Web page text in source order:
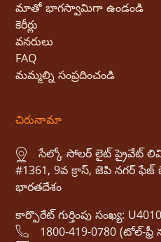
మాతో భాగస్వామిగా ఉండండి
కెరీర్లు
వనరులు
FAQ
మమ్మల్ని సంప్రదించండి
చిరునామా
సేల్కో సోలర్ లైట్ ప్రైవేట్
#1361, 9వ క్రాస్, జెపి నగర్ ఫేజ్
భారతదేశం
కార్పొరేట్ గుర్తింపు సంఖ్య:
1800-419-0780 (టోల్-